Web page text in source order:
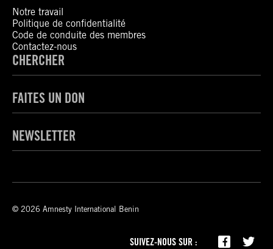
Notre travail
Politique de confidentialité
Code de conduite des membres
Contactez-nous
CHERCHER
FAITES UN DON
NEWSLETTER
© 2026 Amnesty International Benin
SUIVEZ-NOUS SUR :